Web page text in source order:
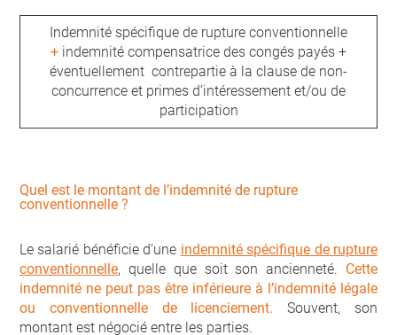
Indemnité spécifique de rupture conventionnelle
+ indemnité compensatrice des congés payés +
éventuellement contrepartie à la clause de non-
concurrence et primes d’intéressement et/ou de
participation
Quel est le montant de l’indemnité de rupture
conventionnelle ?
Le salarié bénéficie d’une indemnité spécifique de rupture
conventionnelle, quelle que soit son ancienneté. Cette
indemnité ne peut pas être inférieure à l’indemnité légale
ou conventionnelle de licenciement.Souvent, son
montant est négocié entre les parties.